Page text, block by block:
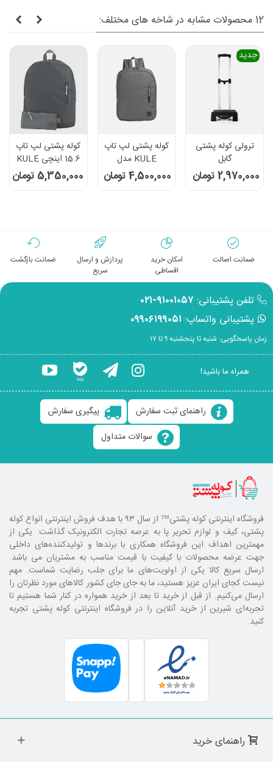
12 محصولات مشابه در شاخه های مختلف:
جدید
ترولی کوله پشتی
گابل
2,970,000 تومان
کوله پشتی لپ تاپ
KULE مدل
KL1504B مناسب
برای لپ تاپ 15.6 4,500,000 تومان
کوله پشتی لپ تاپ
15.6 اینچی KULE
مدل KL-
1504PLUS -رنگ 5,350,000 تومان
ضمانت اصالت
امکان خرید
اقساطی
پردازش و ارسال
سریع
ضمانت بازگشت
تلفن پشتیبانی: ۹۱۰۰۱۰۵۷-۰۲۱
پشتیبانی واتساپ: ۰۹۹۰۶۱۹۹۰۵۱
زمان پاسخگویی: شنبه تا پنجشنبه ۹ تا ۱۷
همراه ما باشید!
راهنمای ثبت سفارش
پیگیری سفارش
سوالات متداول
فروشگاه اینترنتی کوله پشتی
™ از سال ۹۳ با هدف فروش اینترنتی انواع کوله
پشتی، کیف و لوازم تحریر پا به عرصه تجارت الکترونیک گذاشت. یکی از
مهمترین اهداف این فروشگاه همکاری با برند‌ها و تولیدکننده‌های داخلی
جهت عرضه محصولات با کیفیت با قیمت مناسب به مشتریان می باشد.
ارسال سریع کالا یکی از اولویت‌های ما برای جلب رضایت شماست. مهم
نیست کجای ایران عزیز هستید، ما به جای جای کشور کالا‌های مورد نظرتان را
ارسال می‌کنیم. از قبل از خرید تا بعد از خرید همواره در کنار شما هستیم تا
تجربه‌ای شیرین از خرید آنلاین را در فروشگاه اینترنتی کوله پشتی تجربه
کنید.
راهنمای خرید